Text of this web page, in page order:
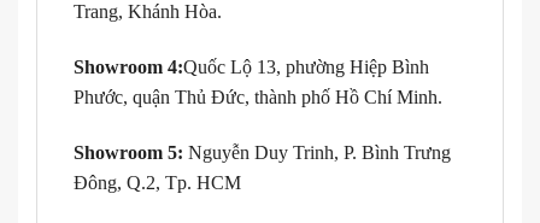
Trang, Khánh Hòa.
Showroom 4:Quốc Lộ 13, phường Hiệp Bình
Phước, quận Thủ Đức, thành phố Hồ Chí Minh.
Showroom 5: Nguyễn Duy Trinh, P. Bình Trưng
Đông, Q.2, Tp. HCM